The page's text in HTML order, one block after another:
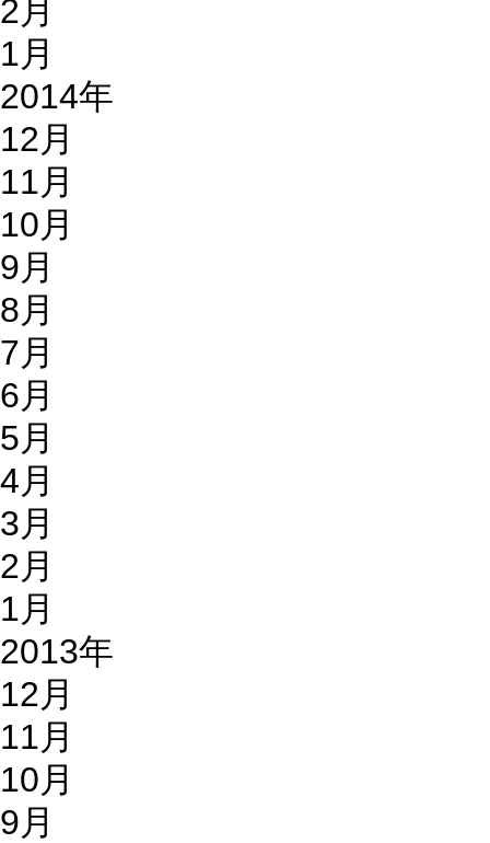
2月
1月
2014年
12月
11月
10月
9月
8月
7月
6月
5月
4月
3月
2月
1月
2013年
12月
11月
10月
9月